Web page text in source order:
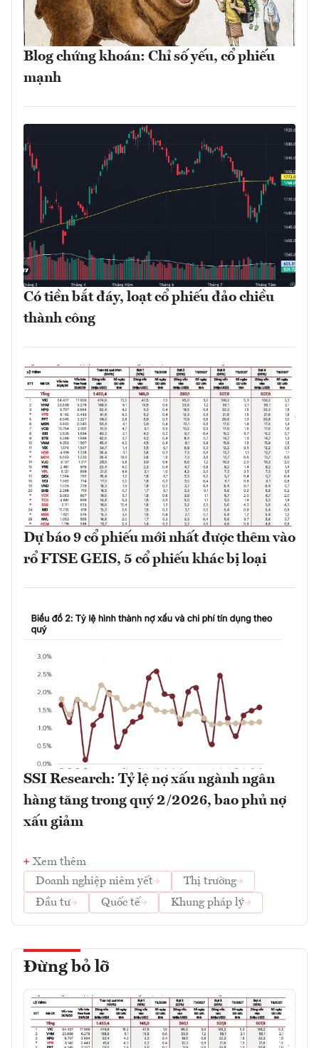
Blog chứng khoán: Chỉ số yếu, cổ phiếu
mạnh
Có tiền bắt đáy, loạt cổ phiếu đảo chiều
thành công
Dự báo 9 cổ phiếu mới nhất được thêm vào
rổ FTSE GEIS, 5 cổ phiếu khác bị loại
SSI Research: Tỷ lệ nợ xấu ngành ngân
hàng tăng trong quý 2/2026, bao phủ nợ
xấu giảm
Xem thêm
Doanh nghiệp niêm yết
Thị trường
Đầu tư
Quốc tế Khung pháp lý
Đừng bỏ lỡ